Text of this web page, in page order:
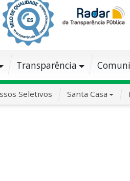
Transparência
Seletivos Santa Casa